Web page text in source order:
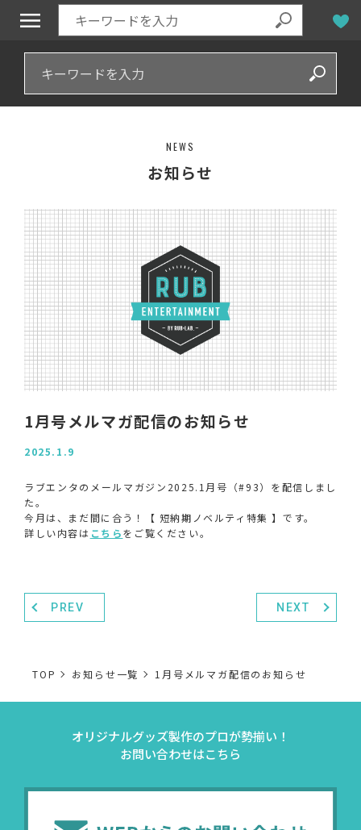
NEWS
お知らせ
1月号メルマガ配信のお知らせ
2025.1.9
ラブエンタのメールマガジン2025.1月号（#93）を配信しまし
た。
今月は、まだ間に合う！【 短納期ノベルティ特集 】です。
詳しい内容は こちらをご覧ください。
PREV NEXT
TOP お知らせ一覧 1月号メルマガ配信のお知らせ
オリジナルグッズ製作のプロが勢揃い！
お問い合わせはこちら